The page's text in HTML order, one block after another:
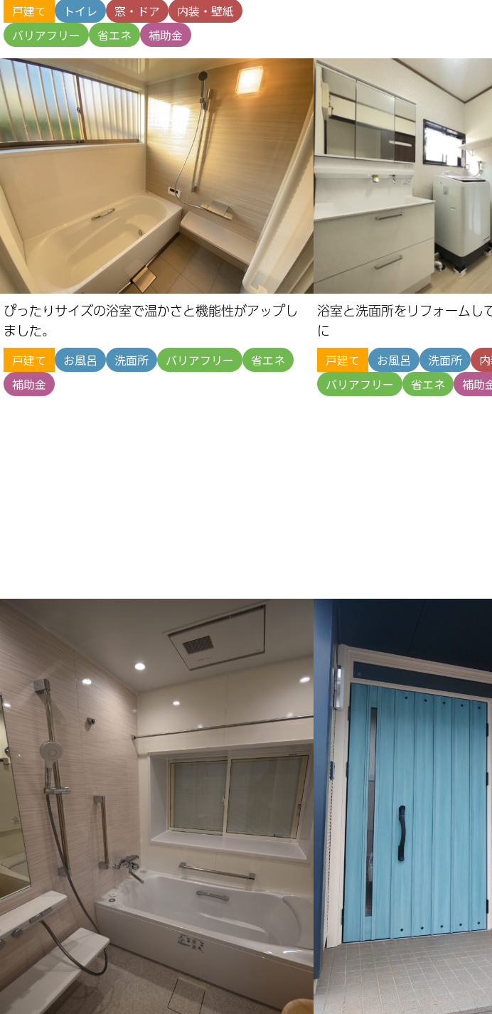
戸建て トイレ 窓・ドア
内装・壁紙
バリアフリー
省エネ 補助金
ぴったりサイズの浴室で温かさと機能性がアップし
ました。
戸建て お風呂 洗面所 バリアフリー
省エネ
補助金
浴室と洗面所をリフォームし
に
戸建て お風呂 洗面所
バリアフリー
省エネ 補助